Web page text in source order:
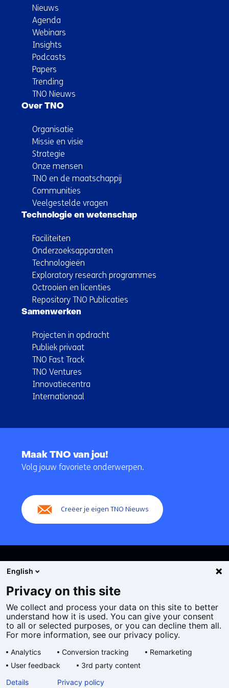
Nieuws
Agenda
Webinars
Insights
Podcasts
Papers
Trending
TNO Nieuws
Over TNO
Organisatie
Missie en visie
Strategie
Onze mensen
TNO en de maatschappij
Communities
Veelgestelde vragen
Technologie en wetenschap
Faciliteiten
Onderzoeksapparaten
Technologieën
Exploratory research programmes
Octrooien en licenties
Repository TNO Publicaties
Samenwerken
Projecten in opdracht
Publiek privaat
TNO Fast Track
TNO Ventures
Innovatiecentra
Internationaal
navigatie
Maak TNO van jou!
Volg jouw favoriete onderwerpen.
Creëer je eigen TNO Nieuws
Cookies
Privacy statement
Toegankelijkheid
Algemene voorwaarden
taal:
English
Privacy on this site
We collect and process your data on this site to better
understand how it is used. You can give your consent
to all or selected purposes, or you can decline them all.
For more information, see our privacy policy.
Analytics Conversion tracking
Remarketing
User feedback
3rd party content
Details
Privacy policy